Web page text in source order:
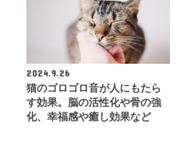
2024.9.26
猫のゴロゴロ音が人にもたら
す効果。脳の活性化や骨の強
化、幸福感や癒し効果など